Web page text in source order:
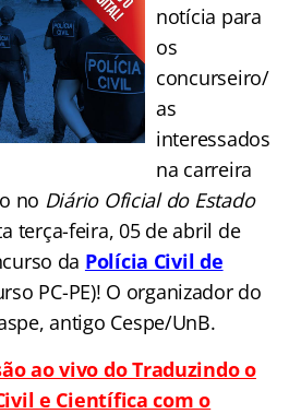
notícia para
os
concurseiro/
as
interessados
na carreira
no Diário Oficial do Estado
terça-feira, 05 de abril de
da Polícia Civil de
PC-PE)! O organizador do
antigo Cespe/UnB.
ao vivo do Traduzindo o
e Científica com o